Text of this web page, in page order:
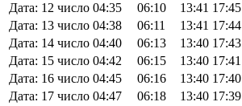
Дата: 12 число 04:35 06:10 13:41 17:45
Дата: 13 число 04:38 06:11 13:41 17:44
Дата: 14 число 04:40 06:13 13:40 17:43
Дата: 15 число 04:42 06:15 13:40 17:41
Дата: 16 число 04:45 06:16 13:40 17:40
Дата: 17 число 04:47 06:18 13:40 17:39